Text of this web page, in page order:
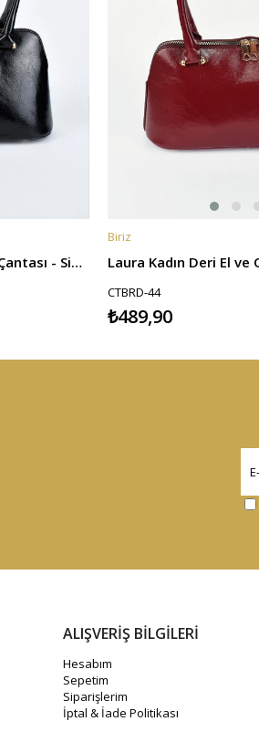
Laura Kadın Deri El ve Omuz Çantası - Siyah
SEPETE EKLE
Biriz
CTBRD-44
₺489,90
ALIŞVERİŞ BİLGİLERİ
Hesabım
Sepetim
Siparişlerim
İptal & İade Politikası